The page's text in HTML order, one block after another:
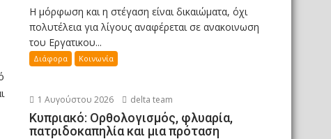
Η μόρφωση και η στέγαση είναι δικαιώματα, όχι
πολυτέλεια για λίγους αναφέρεται σε ανακοινωση
του Εργατικου...
Διάφορα Κοινωνία
1 Αυγούστου 2026 delta team
Κυπριακό: Ορθολογισμός, φλυαρία,
πατριδοκαπηλία και μια πρόταση